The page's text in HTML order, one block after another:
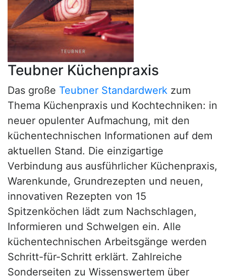
Teubner Küchenpraxis
Das große Teubner Standardwerk zum
Thema Küchenpraxis und Kochtechniken: in
neuer opulenter Aufmachung, mit den
küchentechnischen Informationen auf dem
aktuellen Stand. Die einzigartige
Verbindung aus ausführlicher Küchenpraxis,
Warenkunde, Grundrezepten und neuen,
innovativen Rezepten von 15
Spitzenköchen lädt zum Nachschlagen,
Informieren und Schwelgen ein. Alle
küchentechnischen Arbeitsgänge werden
Schritt-für-Schritt erklärt. Zahlreiche
Sonderseiten zu Wissenswertem über